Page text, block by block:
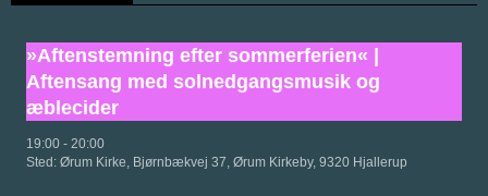
»Aftenstemning efter sommerferien« |
Aftensang med solnedgangsmusik og
æblecider
19:00 - 20:00
Sted: Ørum Kirke, Bjørnbækvej 37, Ørum Kirkeby, 9320 Hjallerup